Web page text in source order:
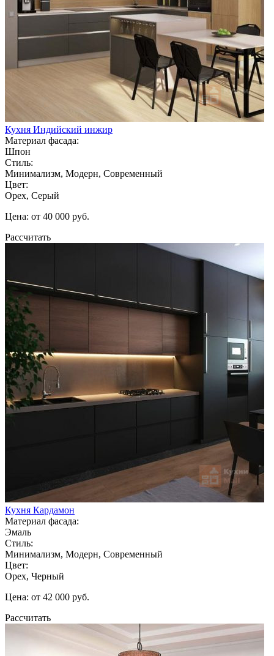
Кухня Индийский инжир
Материал фасада:
Шпон
Стиль:
Минимализм, Модерн, Современный
Цвет:
Орех, Серый
Цена: от 40 000 руб.
Рассчитать
Кухня Кардамон
Материал фасада:
Эмаль
Стиль:
Минимализм, Модерн, Современный
Цвет:
Орех, Черный
Цена: от 42 000 руб.
Рассчитать